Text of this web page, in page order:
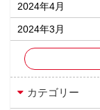
2024年4月
2024年3月
カテゴリー